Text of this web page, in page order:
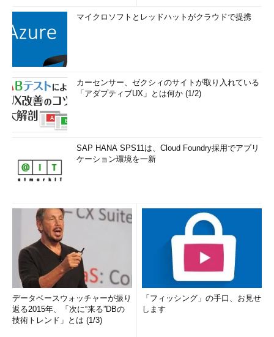
マイクロソフトとレッドハットがクラウドで提携
カーセンサー、ゼクシィのサイトが取り入れている
「アダプティブUX」とは何か (1/2)
SAP HANA SPS11は、Cloud Foundry採用でアプリ
ケーション環境を一新
データベースウォッチャーが振り
返る2015年、「次に“来る”DBの
技術トレンド」とは (1/3)
「フィッシング」の手口、お見せ
します